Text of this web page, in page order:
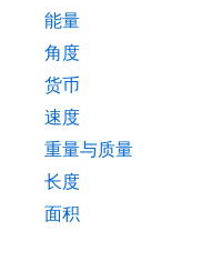
能量
角度
货币
速度
重量与质量
长度
面积